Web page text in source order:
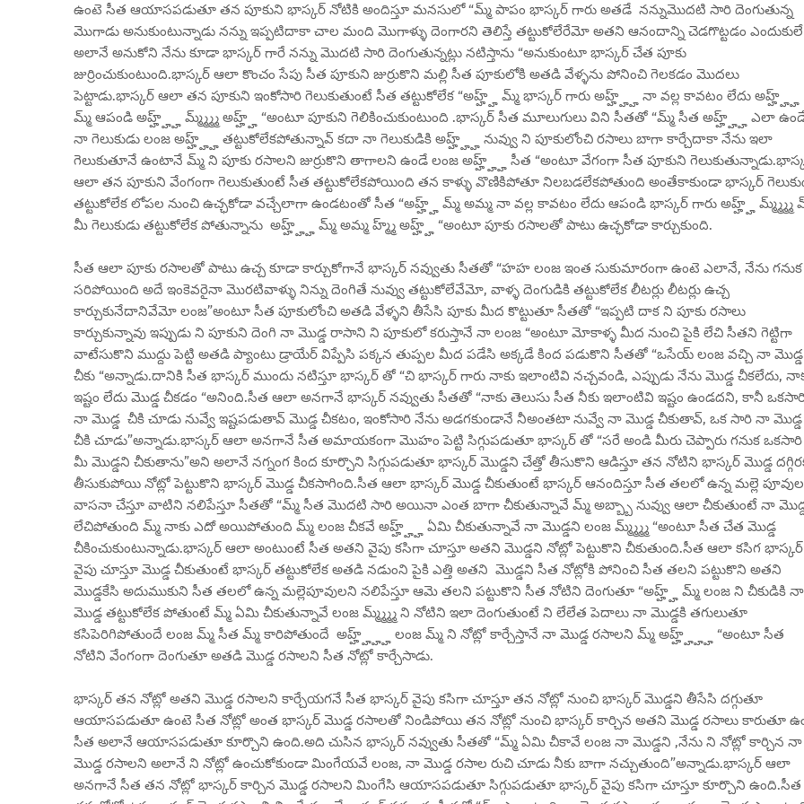
ఉంటె సీత ఆయాసపడుతూ తన పూకుని భాస్కర్ నోటికి అందిస్తూ మనసులో “మ్మ్ పాపం భాస్కర్ గారు అతడే నన్నుమొదటి సారి దెంగుతున్న
మొగాడు అనుకుంటున్నాడు నన్ను ఇప్పటిదాకా చాల మంది మొగాళ్ళు దెంగారని తెలిస్తే తట్టుకోలేరేమో అతని ఆనందాన్ని చెడగొట్టడం ఎందుకులే
అలానే అనుకోని నేను కూడా భాస్కర్ గారే నన్ను మొదటి సారి దెంగుతున్నట్లు నటిస్తాను “అనుకుంటూ భాస్కర్ చేత పూకు
జుర్రించుకుంటుంది.భాస్కర్ ఆలా కొంచం సేపు సీత పూకుని జుర్రుకొని మల్లి సీత పూకులోకి అతడి వేళ్ళను పోనించి గెలకడం మొదలు
పెట్టాడు.భాస్కర్ ఆలా తన పూకుని ఇంకోసారి గెలుకుతుంటే సీత తట్టుకోలేక “అహ్హ్హ్ మ్మ్ భాస్కర్ గారు అహ్హ్హ్హ్ నా వల్ల కావటం లేదు అహ్హ్హ్హ్
మ్మ్ ఆపండి అహ్హ్హ్హ్ మ్మ్మ్మ్మ్ అహ్హ్హ్ “అంటూ పూకుని గెలికించుకుంటుంది .భాస్కర్ సీత మూలుగులు విని సీతతో “మ్మ్ సీత అహ్హ్హ్హ్ ఎలా
నా గెలుకుడు లంజ అహ్హ్హ్హ్ తట్టుకోలేకపోతున్నావ్ కదా నా గెలుకుడికి అహ్హ్హ్హ్ నువ్వు ని పూకులోంచి రసాలు బాగా కార్చేదాకా నేను ఇలా
గెలుకుతూనే ఉంటానే మ్మ్ ని పూకు రసాలని జుర్రుకొని తాగాలని ఉండే లంజ అహ్హ్హ్హ్ సీత “అంటూ వేగంగా సీత పూకుని
ఆలా తన పూకుని వేంగంగా గెలుకుతుంటే సీత తట్టుకోలేకపోయింది తన కాళ్ళు వొణికిపోతూ నిలబడలేకపోతుంది అంతేకాకుండా భాస్కర్
తట్టుకోలేక లోపల నుంచి ఉచ్ఛకోడా వచ్చేలాగా ఉండటంతో సీత “అహ్హ్హ్ మ్మ్ అమ్మ నా వల్ల కావటం లేదు ఆపండి భాస్కర్ గారు అహ్హ్హ్ మ్మ్మ్మ్మ్
మీ గెలుకుడు తట్టుకోలేక పోతున్నాను అహ్హ్హ్హ్ మ్మ్ అమ్మ హ్మ్మ్ అహ్హ్హ్ “అంటూ పూకు రసాలతో పాటు ఉచ్ఛకోడా కార్చుకుంది.
సీత ఆలా పూకు రసాలతో పాటు ఉచ్చ కూడా కార్చుకోగానే భాస్కర్ నవ్వుతు సీతతో “హహ లంజ ఇంత సుకుమారంగా ఉంటె ఎలానే, నేను గనుక
సరిపోయింది అదే ఇంకెవరైనా మొరటివాళ్ళు నిన్ను దెంగితే నువ్వు తట్టుకోలేవేమో, వాళ్ళ దెంగుడికి తట్టుకోలేక లీటర్లు లీటర్లు ఉచ్చ
కార్చుకునేదానివేమో లంజ”అంటూ సీత పూకులోంచి అతడి వేళ్ళని తీసేసి పూకు మీద కొట్టుతూ సీతతో “ఇప్పటి దాక ని పూకు రసాలు
కార్చుకున్నావు ఇప్పుడు ని పూకుని దెంగి నా మొడ్డ రాసాని ని పూకులో కరుస్తానే నా లంజ “అంటూ మోకాళ్ళ మీద నుంచి పైకి లేచి సీతని గెట్టిగా
వాటేసుకొని ముద్దు పెట్టి అతడి ప్యాంటు డ్రాయేర్ విప్పేసి పక్కన తుప్పల మీద పడేసి అక్కడే కింద పడుకొని సీతతో “ఒసేయ్ లంజ వచ్చి నా మొడ్డ
చీకు “అన్నాడు.దానికి సీత భాస్కర్ ముందు నటిస్తూ భాస్కర్ తో “చి భాస్కర్ గారు నాకు ఇలాంటివి నచ్చవండి, ఎప్పుడు నేను మొడ్డ చీకలేదు,
ఇష్టం లేదు మొడ్డ చీకడం “అనింది.సీత ఆలా అనగానే భాస్కర్ నవ్వుతు సీతతో “నాకు తెలుసు సీత నీకు ఇలాంటివి ఇష్టం ఉండదని, కానీ
నా మొడ్డ చీకి చూడు నువ్వే ఇష్టపడుతావ్ మొడ్డ చీకటం, ఇంకోసారి నేను అడగకుండానే నీఅంతటా నువ్వే నా మొడ్డ చీకుతావ్, ఒక సారి నా మొడ్డ
చీకి చూడు”అన్నాడు.భాస్కర్ ఆలా అనగానే సీత అమాయకంగా మొహం పెట్టి సిగ్గుపడుతూ భాస్కర్ తో “సరే అండి మీరు చెప్పారు గనుక ఒకసారి
మీ మొడ్డని చీకుతాను”అని అలానే నగ్నంగ కింద కూర్చొని సిగ్గుపడుతూ భాస్కర్ మొడ్డని చేత్తో తీసుకొని ఆడిస్తూ తన నోటిని భాస్కర్ మొడ్డ
తీసుకుపోయి నోట్లో పెట్టుకొని భాస్కర్ మొడ్డ చీకసాగింది.సీత ఆలా భాస్కర్ మొడ్డ చీకుతుంటే భాస్కర్ ఆనందిస్తూ సీత తలలో ఉన్న మల్లె
వాసనా చేస్తూ వాటిని నలిపేస్తూ సీతతో “మ్మ్ సీత మొదటి సారి అయినా ఎంత బాగా చీకుతున్నావే మ్మ్ అబ్బ్బా నువ్వు ఆలా చీకుతుంటే నా
లేచిపోతుంది మ్మ్ నాకు ఎదో అయిపోతుంది మ్మ్ లంజ చీకవే అహ్హ్హ్హ్ ఏమి చీకుతున్నావే నా మొడ్డని లంజ మ్మ్మ్మ్మ్ “అంటూ సీత చేత మొడ్డ
చీకించుకుంటున్నాడు.భాస్కర్ ఆలా అంటుంటే సీత అతని వైపు కసిగా చూస్తూ అతని మొడ్డని నోట్లో పెట్టుకొని చీకుతుంది.సీత ఆలా కసిగ భాస్కర్
వైపు చూస్తూ మొడ్డ చీకుతుంటే భాస్కర్ తట్టుకోలేక అతడి నడుంని పైకి ఎత్తి అతని మొడ్డని సీత నోట్లోకి పోనించి సీత తలని పట్టుకొని అతని
మొడ్డకేసి అదుముకుని సీత తలలో ఉన్న మల్లెపూవులని నలిపేస్తూ ఆమె తలని పట్టుకొని సీత నోటిని దెంగుతూ “అహ్హ్హ్ మ్మ్ లంజ ని చీకుడికి నా
మొడ్డ తట్టుకోలేక పోతుంటే మ్మ్ ఏమి చీకుతున్నావే లంజ మ్మ్మ్మ్మ్ ని నోటిని ఇలా దెంగుతుంటే ని లేలేత పెదాలు నా మొడ్డకి తగులుతూ
కసిపెరిగిపోతుందే లంజ మ్మ్ సీత మ్మ్ కారిపోతుందే అహ్హ్హ్హ్హ్ లంజ మ్మ్ ని నోట్లో కార్చేస్తానే నా మొడ్డ రసాలని మ్మ్ అహ్హ్హ్హ్హ్ “అంటూ సీత
నోటిని వేంగంగా దెంగుతూ అతడి మొడ్డ రసాలని సీత నోట్లో కార్చేసాడు.
భాస్కర్ తన నోట్లో అతని మొడ్డ రసాలని కార్చేయగనే సీత భాస్కర్ వైపు కసిగా చూస్తూ తన నోట్లో నుంచి భాస్కర్ మొడ్డని తీసేసి దగ్గుతూ
ఆయాసపడుతూ ఉంటె సీత నోట్లో అంత భాస్కర్ మొడ్డ రసాలతో నిండిపోయి తన నోట్లో నుంచి భాస్కర్ కార్చిన అతని మొడ్డ రసాలు కారుతూ
సీత అలానే ఆయాసపడుతూ కూర్చొని ఉంది.అది చుసిన భాస్కర్ నవ్వుతు సీతతో “మ్మ్ ఏమి చీకావే లంజ నా మొడ్డని ,నేను ని నోట్లో కార్చిన నా
మొడ్డ రసాలని అలానే ని నోట్లో ఉంచుకోకుండా మింగేయవే లంజ, నా మొడ్డ రసాల రుచి చూడు నీకు బాగా నచ్చుతుంది”అన్నాడు.భాస్కర్ ఆలా
అనగానే సీత తన నోట్లో భాస్కర్ కార్చిన మొడ్డ రసాలని మింగేసి ఆయాసపడుతూ సిగ్గుపడుతూ భాస్కర్ వైపు కసిగా చూస్తూ కూర్చొని ఉంది.సీత